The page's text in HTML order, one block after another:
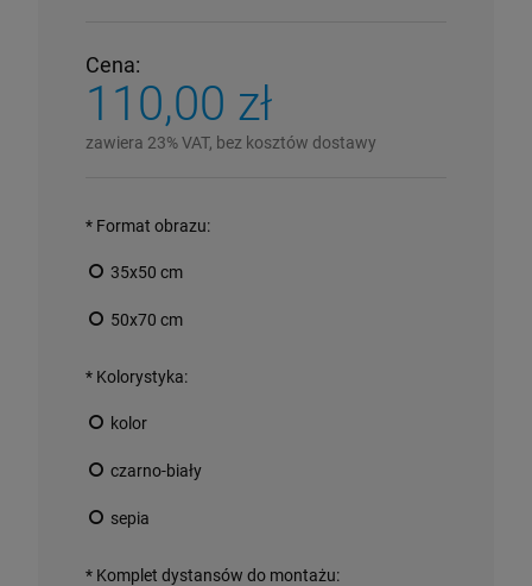
Cena:
110,00 zł
zawiera 23% VAT, bez kosztów dostawy
* Format obrazu:
35x50 cm
50x70 cm
* Kolorystyka:
kolor
czarno-biały
sepia
* Komplet dystansów do montażu: